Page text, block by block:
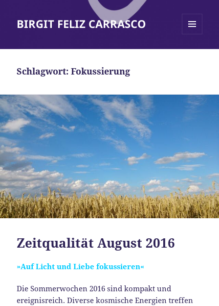
BIRGIT FELIZ CARRASCO
Schlagwort:Fokussierung
Zeitqualität August 2016
»Auf Licht und Liebe fokussieren«
Die Sommerwochen 2016 sind kompakt und
ereignisreich. Diverse kosmische Energien treffen